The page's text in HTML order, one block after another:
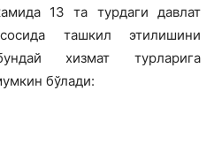
13 та турдаги давлат
ташкил этилишини
хизмат турларига
бўлади: